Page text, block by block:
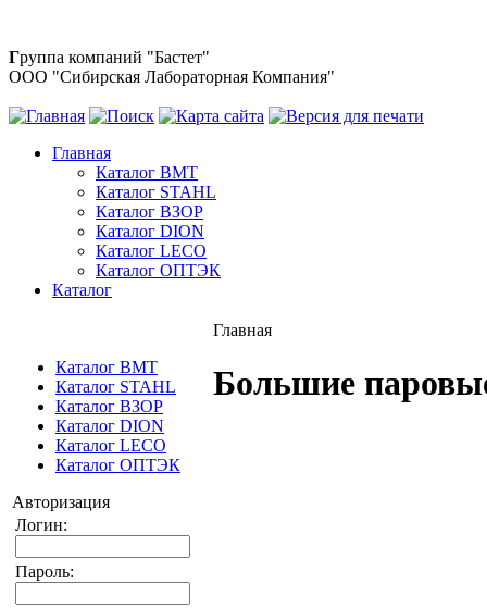
Группа компаний "Бастет"
ООО "Сибирская Лабораторная Компания"
Главная
Каталог BMT
Каталог STAHL
Каталог ВЗОР
Каталог DION
Каталог LECO
Каталог ОПТЭК
Каталог
Каталог BMT
Каталог STAHL
Каталог ВЗОР
Каталог DION
Каталог LECO
Каталог ОПТЭК
Авторизация
Логин:
Пароль:
Главная
Большие